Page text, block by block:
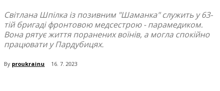
Світлана Шпілка із позивним "Шаманка" служить у 63-
тій бригаді фронтовою медсестрою - парамедиком.
Вона рятує життя поранених воїнів, а могла спокійно
працювати у Пардубицях.
By proukrainu 16. 7. 2023